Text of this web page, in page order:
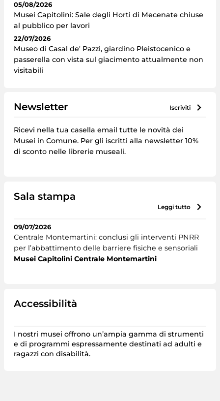
05/08/2026
Musei Capitolini: Sale degli Horti di Mecenate chiuse
al pubblico per lavori
22/07/2026
Museo di Casal de' Pazzi, giardino Pleistocenico e
passerella con vista sul giacimento attualmente non
visitabili
Newsletter iscriviti
Ricevi nella tua casella email tutte le novità dei
Musei in Comune. Per gli iscritti alla newsletter 10%
di sconto nelle librerie museali.
Sala stampa
leggi tutto
09/07/2026
Centrale Montemartini: conclusi gli interventi PNRR
per l’abbattimento delle barriere fisiche e sensoriali
Musei Capitolini Centrale Montemartini
Accessibilità
I nostri musei offrono un’ampia gamma di strumenti
e di programmi espressamente destinati ad adulti e
ragazzi con disabilità.